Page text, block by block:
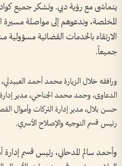
يتماشى مع رؤية دبي. ونشكر جميع
المخلصة، وندعوهم إلى مواصلة مسيرة
الارتقاء بالخدمات القضائية
جميعاً.
ورافقه خلال الزيارة محمد أحمد العبيدلي،
الدعاوى، وحمد محمد الجناحي، مدير
حسن بلال، مدير إدارة التركات وأموال
رئيس قسم التوجيه والإصلاح الأسري.
وأحمد سالم المدحاني، رئيس قسم